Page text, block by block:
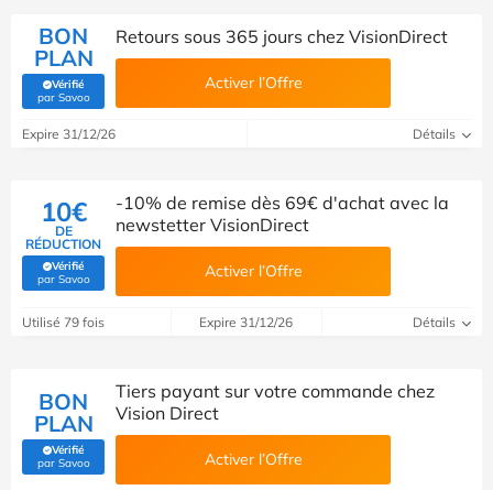
BON
PLAN
Vérifié
par Savoo(Vérifié par Savoo)
Retours sous 365 jours chez VisionDirect
Activer l’Offre
Expire 31/12/26 Détails
10€
DE
RÉDUCTION
Vérifié
par Savoo(Vérifié par Savoo)
-10% de remise dès 69€ d'achat avec la
newstetter VisionDirect
Activer l’Offre
Utilisé 79 fois Expire 31/12/26 Détails
BON
PLAN
Vérifié
par Savoo(Vérifié par Savoo)
Tiers payant sur votre commande chez
Vision Direct
Activer l’Offre